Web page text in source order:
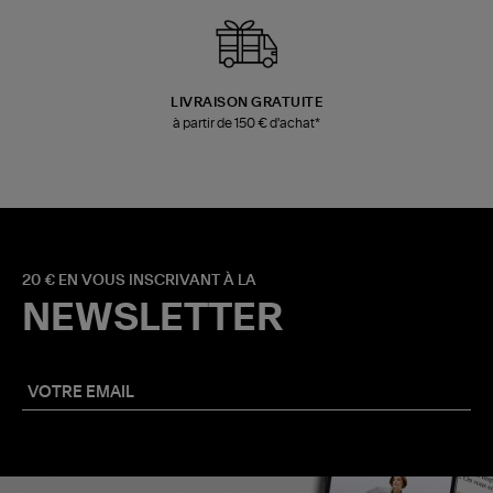
LIVRAISON GRATUITE
à partir de 150 € d'achat*
20 € EN VOUS INSCRIVANT À LA
NEWSLETTER